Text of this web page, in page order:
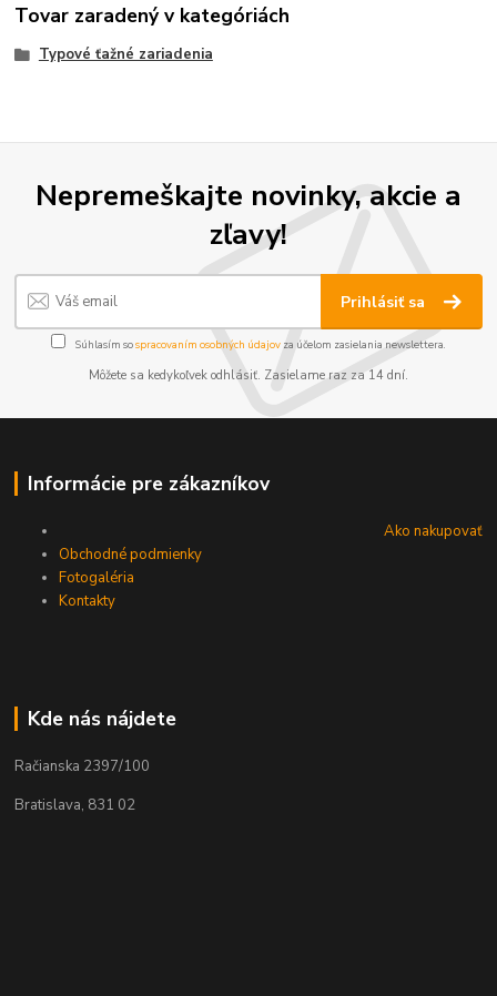
Tovar zaradený v kategóriách
Typové ťažné zariadenia
Nepremeškajte novinky, akcie a
zľavy!
Prihlásiť sa
Súhlasím sospracovaním osobných údajov za účelom zasielania newslettera.
Môžete sa kedykoľvek odhlásiť. Zasielame raz za 14 dní.
Informácie pre zákazníkov
Ako nakupovať
Obchodné podmienky
Fotogaléria
Kontakty
Kde nás nájdete
Račianska 2397/100
Bratislava, 831 02